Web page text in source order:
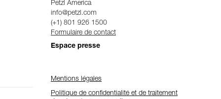
Petzl America
info@petzl.com
(+1) 801 926 1500
Formulaire de contact
Espace presse
Mentions légales
Politique de confidentialité et de traitement